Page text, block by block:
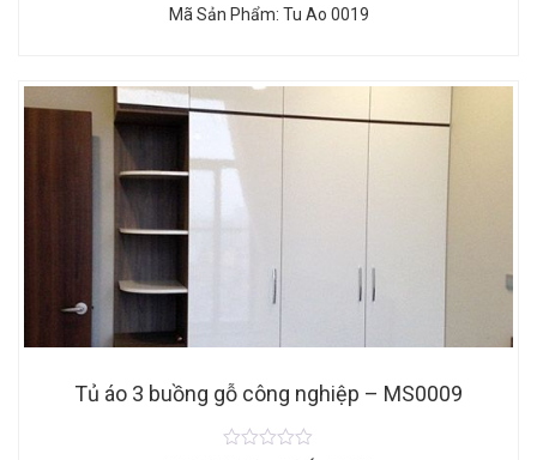
Mã Sản Phẩm: Tu Ao 0019
Tủ áo 3 buồng gỗ công nghiệp – MS0009